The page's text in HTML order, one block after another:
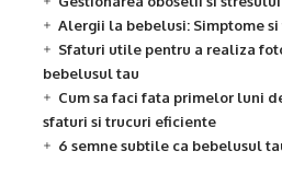
Alergii la bebelusi: Simptome
Sfaturi utile pentru a realiza
bebelusul tau
Cum sa faci fata primelor luni
sfaturi si trucuri eficiente
6 semne subtile ca bebelusul